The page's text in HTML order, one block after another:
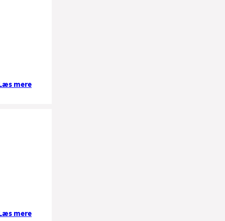
mere
mere